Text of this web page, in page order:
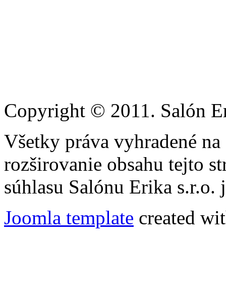
Copyright © 2011. Salón
Všetky práva vyhradené
rozširovanie obsahu tejto
súhlasu Salónu Erika s.r.o.
Joomla template created